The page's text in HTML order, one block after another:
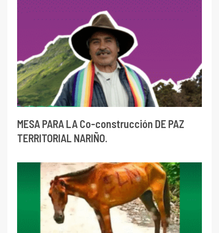
MESA PARA LA Co-construcción DE PAZ
TERRITORIAL NARIÑO.